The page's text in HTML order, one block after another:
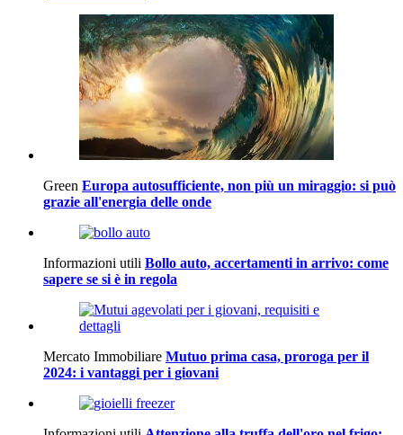
Green Europa autosufficiente, non più un miraggio: si può
grazie all'energia delle onde
Informazioni utili Bollo auto, accertamenti in arrivo: come
sapere se si è in regola
Mercato Immobiliare Mutuo prima casa, proroga per il
2024: i vantaggi per i giovani